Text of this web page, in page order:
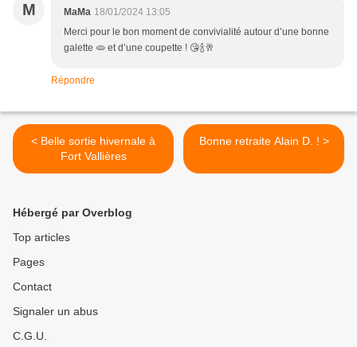
M MaMa 18/01/2024 13:05
Merci pour le bon moment de convivialité autour d’une bonne
galette 🫓 et d’une coupette ! 😘🍾🥂
Répondre
< Belle sortie hivernale à
Fort Vallières
Bonne retraite Alain D. ! >
Hébergé par Overblog
Top articles
Pages
Contact
Signaler un abus
C.G.U.